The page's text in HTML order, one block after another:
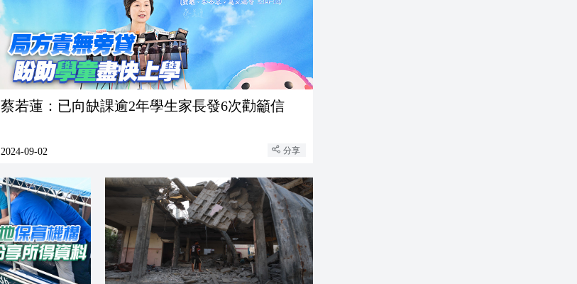
蔡若蓮：已向缺課逾2年學生家長發6次勸籲信
2024-09-02 分享